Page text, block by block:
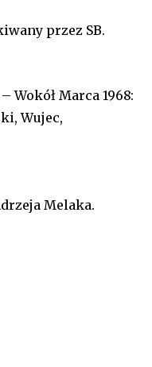
przez SB.
Wokół Marca 1968:
Wujec,
Melaka.